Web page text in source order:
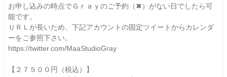
お申し込みの時点でＧｒａｙのご予約（✖）がない日でしたら可
能です。
ＵＲＬが長いため、下記アカウントの固定ツイートからカレンダ
ーをご参照下さい。
https://twitter.com/MaaStudioGray
【２７５００円（税込）】